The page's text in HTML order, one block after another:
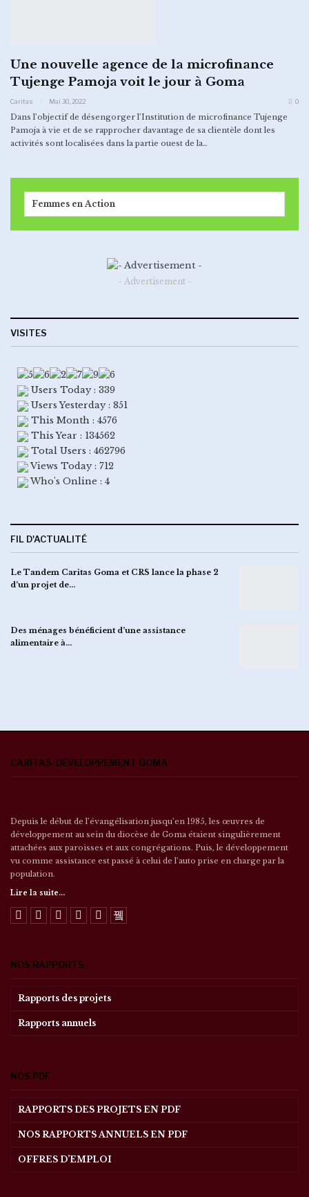
Une nouvelle agence de la microfinance
Tujenge Pamoja voit le jour à Goma
Caritas Mai 30, 2022 0
Dans l’objectif de désengorger l’Institution de microfinance Tujenge
Pamoja à vie et de se rapprocher davantage de sa clientèle dont les
activités sont localisées dans la partie ouest de la…
Femmes en Action
- Advertisement -
VISITES
Users Today : 339
Users Yesterday : 851
This Month : 4576
This Year : 134562
Total Users : 462796
Views Today : 712
Who's Online : 4
FIL D'ACTUALITÉ
Le Tandem Caritas Goma et CRS lance la phase 2
d’un projet de…
Des ménages bénéficient d’une assistance
alimentaire à…
CARITAS-DÉVELOPPEMENT GOMA
Depuis le début de l’évangélisation jusqu’en 1985, les œuvres de
développement au sein du diocèse de Goma étaient singulièrement
attachées aux paroisses et aux congrégations. Puis, le développement
vu comme assistance est passé à celui de l’auto prise en charge par la
population.
Lire la suite...
NOS RAPPORTS
Rapports des projets
Rapports annuels
NOS PDF
RAPPORTS DES PROJETS EN PDF
NOS RAPPORTS ANNUELS EN PDF
OFFRES D’EMPLOI